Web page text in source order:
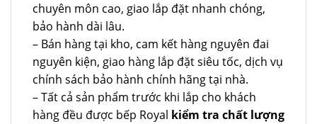
chuyên môn cao, giao lắp đặt nhanh chóng,
bảo hành dài lâu.
– Bán hàng tại kho, cam kết hàng nguyên đai
nguyên kiện, giao hàng lắp đặt siêu tốc, dịch vụ
chính sách bảo hành chính hãng tại nhà.
– Tất cả sản phẩm trước khi lắp cho khách
hàng đều được bếp Royal kiểm tra chất lượng